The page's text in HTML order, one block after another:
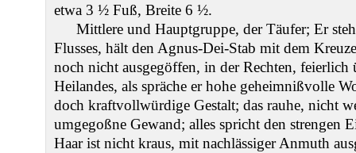
etwa 3 ½ Fuß, Breite 6 ½.
Mittlere und Hauptgruppe, der Täufer; Er
Flusses, hält den Agnus-Dei-Stab mit dem
noch nicht ausgegöffen, in der Rechten, feierlich
Heilandes, als spräche er hohe geheimnißvolle
doch kraftvollwürdige Gestalt; das rauhe, nicht
umgegoßne Gewand; alles spricht den strengen
Haar ist nicht kraus, mit nachlässiger Anmuth